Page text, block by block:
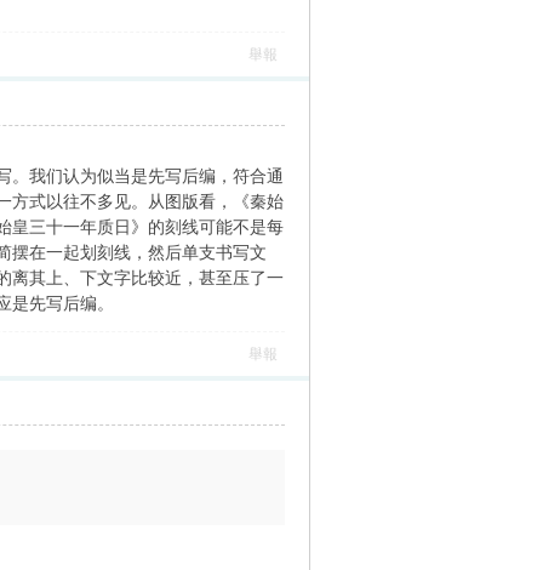
舉報
。我们认为似当是先写后编，符合通
方式以往不多见。从图版看，《秦始
皇三十一年质日》的刻线可能不是每
摆在一起划刻线，然后单支书写文
离其上、下文字比较近，甚至压了一
先写后编。
舉報